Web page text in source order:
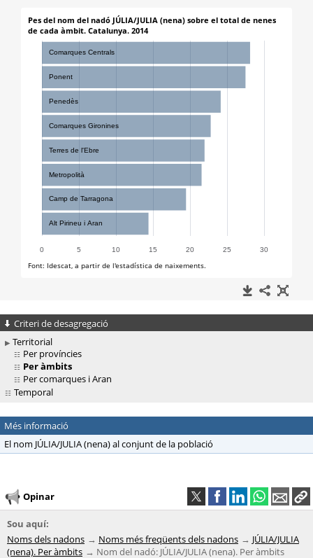
Criteri de desagregació
Territorial
Per províncies
Per àmbits
Per comarques i Aran
Temporal
Més informació
El nom JÚLIA/JULIA (nena) al conjunt de la població
Opinar
Sou aquí:
Noms dels nadons
Noms més freqüents dels nadons
JÚLIA/JULIA
(nena). Per àmbits
Nom del nadó: JÚLIA/JULIA (nena). Per àmbits